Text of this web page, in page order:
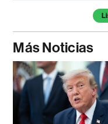
Temas de este
Más Noticias